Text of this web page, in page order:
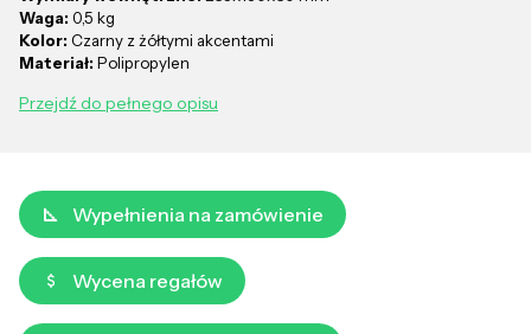
Waga: 0,5 kg
Kolor: Czarny z żółtymi akcentami
Materiał: Polipropylen
Przejdź do pełnego opisu
Wypełnienia na zamówienie
Wycena regałów